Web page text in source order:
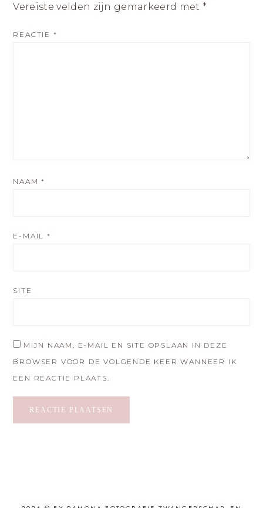
Vereiste velden zijn gemarkeerd met *
REACTIE *
NAAM*
E-MAIL*
SITE
MIJN NAAM, E-MAIL EN SITE OPSLAAN IN DEZE
BROWSER VOOR DE VOLGENDE KEER WANNEER IK
EEN REACTIE PLAATS.